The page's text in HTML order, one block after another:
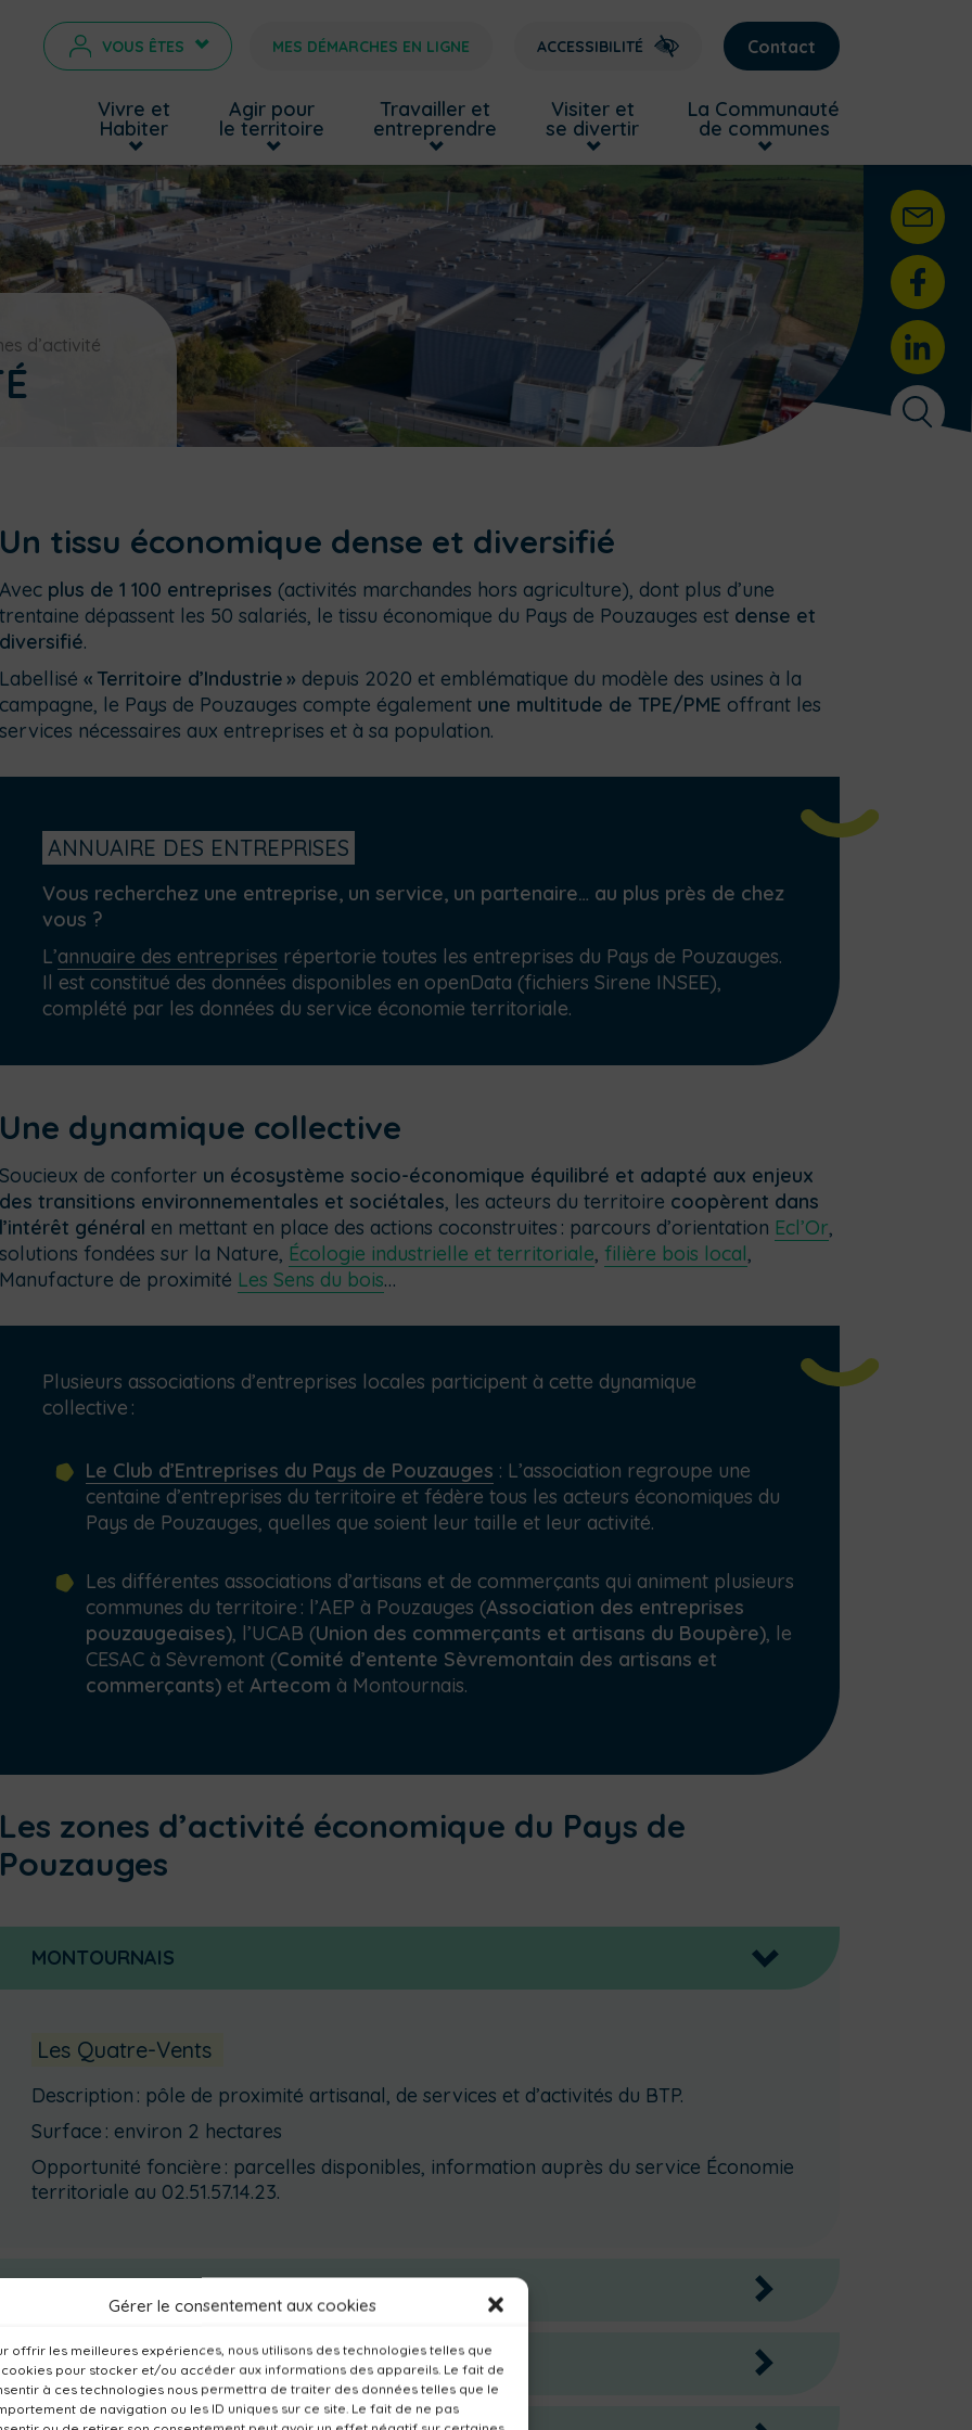
Gérer le consentement aux cookies
offrir les meilleures expériences, nous utilisons des technologies telles que
pour stocker et/ou accéder aux informations des appareils. Le fait de
à ces technologies nous permettra de traiter des données telles que le
de navigation ou les ID uniques sur ce site. Le fait de ne pas
VOUS ÊTES > MES DÉMARCHES EN LIGNE ACCESSIBILITÉ Contact
Vivre et
Habiter
Agir pour
le territoire
Travailler et
entreprendre
Visiter et
se divertir
La Communauté
de communes
d’activité
Un tissu économique dense et diversifié
Avec plus de 1 100 entreprises (activités marchandes hors agriculture), dont plus d’une
trentaine dépassent les 50 salariés, le tissu économique du Pays de Pouzauges est dense et
diversifié.
Labellisé « Territoire d’Industrie » depuis 2020 et emblématique du modèle des usines à la
campagne, le Pays de Pouzauges compte également une multitude de TPE/PME offrant les
services nécessaires aux entreprises et à sa population.
ANNUAIRE DES ENTREPRISES
Vous recherchez une entreprise, un service, un partenaire… au plus près de chez
vous ?
L’annuaire des entreprises répertorie toutes les entreprises du Pays de Pouzauges.
Il est constitué des données disponibles en openData (fichiers Sirene INSEE),
complété par les données du service économie territoriale.
Une dynamique collective
Soucieux de conforter un écosystème socio-économique équilibré et adapté aux enjeux
des transitions environnementales et sociétales, les acteurs du territoire coopèrent dans
l’intérêt général en mettant en place des actions coconstruites : parcours d’orientation Ecl’Or,
solutions fondées sur la Nature, Écologie industrielle et territoriale, filière bois local,
Manufacture de proximité Les Sens du bois…
Plusieurs associations d’entreprises locales participent à cette dynamique
collective :
Le Club d’Entreprises du Pays de Pouzauges : L’association regroupe une
centaine d’entreprises du territoire et fédère tous les acteurs économiques du
Pays de Pouzauges, quelles que soient leur taille et leur activité.
Les différentes associations d’artisans et de commerçants qui animent plusieurs
communes du territoire : l’AEP à Pouzauges (Association des entreprises
pouzaugeaises), l’UCAB (Union des commerçants et artisans du Boupère), le
CESAC à Sèvremont (Comité d’entente Sèvremontain des artisans et
commerçants) et Artecom à Montournais.
Les zones d’activité économique du Pays de
Pouzauges
>
MONTOURNAIS
Les Quatre-Vents
Description : pôle de proximité artisanal, de services et d’activités du BTP.
Surface : environ 2 hectares
Opportunité foncière : parcelles disponibles, information auprès du service Économie
territoriale au 02.51.57.14.23.
>
>
TALLUD-SAINTE-GEMME